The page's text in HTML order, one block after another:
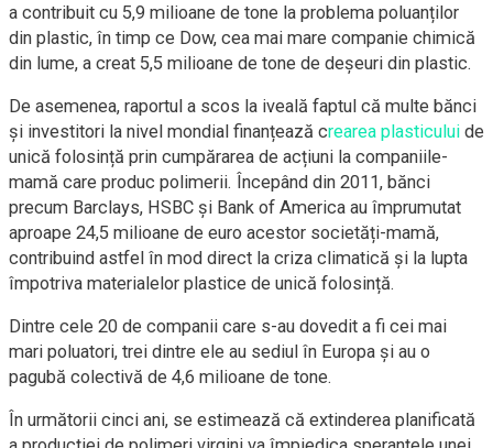
a contribuit cu 5,9 milioane de tone la problema poluanților
din plastic, în timp ce Dow, cea mai mare companie chimică
din lume, a creat 5,5 milioane de tone de deșeuri din plastic.
De asemenea, raportul a scos la iveală faptul că multe bănci
și investitori la nivel mondial finanțează crearea plasticului de
unică folosință prin cumpărarea de acțiuni la companiile-
mamă care produc polimerii. Începând din 2011, bănci
precum Barclays, HSBC și Bank of America au împrumutat
aproape 24,5 milioane de euro acestor societăți-mamă,
contribuind astfel în mod direct la criza climatică și la lupta
împotriva materialelor plastice de unică folosință.
Dintre cele 20 de companii care s-au dovedit a fi cei mai
mari poluatori, trei dintre ele au sediul în Europa și au o
pagubă colectivă de 4,6 milioane de tone.
În următorii cinci ani, se estimează că extinderea planificată